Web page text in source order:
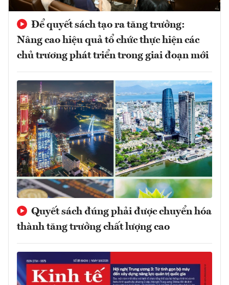
Để quyết sách tạo ra tăng trưởng:
Nâng cao hiệu quả tổ chức thực hiện các
chủ trương phát triển trong giai đoạn mới
Quyết sách đúng phải được chuyển hóa
thành tăng trưởng chất lượng cao